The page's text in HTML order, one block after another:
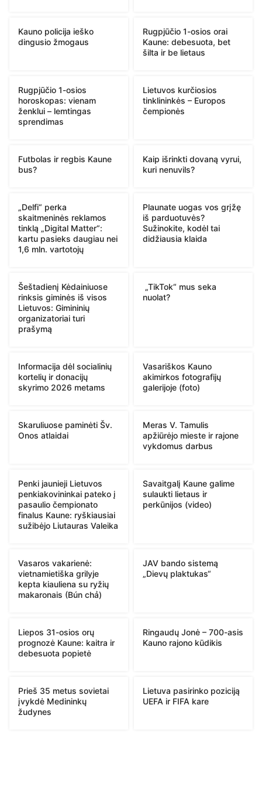
Kauno policija ieško
dingusio žmogaus
Rugpjūčio 1-osios orai
Kaune: debesuota, bet
šilta ir be lietaus
Rugpjūčio 1-osios
horoskopas: vienam
ženklui – lemtingas
sprendimas
Lietuvos kurčiosios
tinklininkės – Europos
čempionės
Futbolas ir regbis Kaune
bus?
Kaip išrinkti dovaną vyrui,
kuri nenuvils?
„Delfi“ perka
skaitmeninės reklamos
tinklą „Digital Matter“:
kartu pasieks daugiau nei
1,6 mln. vartotojų
Plaunate uogas vos grįžę
iš parduotuvės?
Sužinokite, kodėl tai
didžiausia klaida
Šeštadienį Kėdainiuose
rinksis giminės iš visos
Lietuvos: Gimininių
organizatoriai turi
prašymą
„TikTok“ mus seka
nuolat?
Informacija dėl socialinių
kortelių ir donacijų
skyrimo 2026 metams
Vasariškos Kauno
akimirkos fotografijų
galerijoje (foto)
Skaruliuose paminėti Šv.
Onos atlaidai
Meras V. Tamulis
apžiūrėjo mieste ir rajone
vykdomus darbus
Penki jaunieji Lietuvos
penkiakovininkai pateko į
pasaulio čempionato
finalus Kaune: ryškiausiai
sužibėjo Liutauras Valeika
Savaitgalį Kaune galime
sulaukti lietaus ir
perkūnijos (video)
Vasaros vakarienė:
vietnamietiška grilyje
kepta kiauliena su ryžių
makaronais (Bún chả)
JAV bando sistemą
„Dievų plaktukas“
Liepos 31-osios orų
prognozė Kaune: kaitra ir
debesuota popietė
Ringaudų Jonė – 700-asis
Kauno rajono kūdikis
Prieš 35 metus sovietai
įvykdė Medininkų
žudynes
Lietuva pasirinko poziciją
UEFA ir FIFA kare